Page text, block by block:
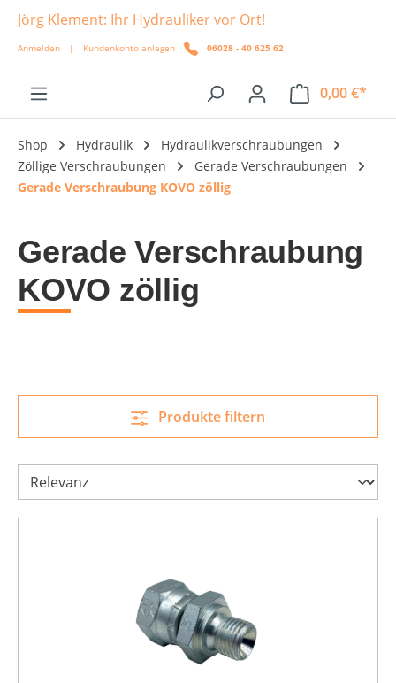
springen
Jörg Klement: Ihr Hydrauliker vor Ort!
Anmelden | Kundenkonto anlegen 06028 - 40 625 62
0,00 €*
Shop Hydraulik
Hydraulikverschraubungen
Zöllige Verschraubungen
Gerade Verschraubungen
Gerade Verschraubung KOVO zöllig
Gerade Verschraubung
KOVO zöllig
Produkte filtern